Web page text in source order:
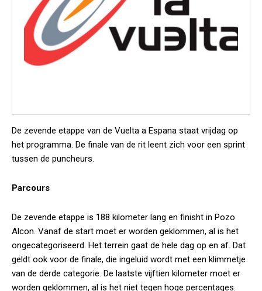
De zevende etappe van de Vuelta a Espana staat vrijdag op
het programma. De finale van de rit leent zich voor een sprint
tussen de puncheurs.
Parcours
De zevende etappe is 188 kilometer lang en finisht in Pozo
Alcon. Vanaf de start moet er worden geklommen, al is het
ongecategoriseerd. Het terrein gaat de hele dag op en af. Dat
geldt ook voor de finale, die ingeluid wordt met een klimmetje
van de derde categorie. De laatste vijftien kilometer moet er
worden geklommen, al is het niet tegen hoge percentages.